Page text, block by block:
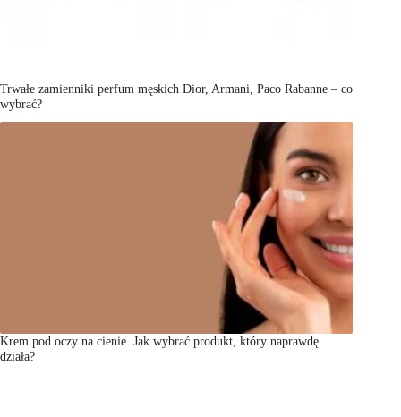
Trwałe zamienniki perfum męskich Dior, Armani, Paco Rabanne – co
wybrać?
Krem pod oczy na cienie. Jak wybrać produkt, który naprawdę
działa?